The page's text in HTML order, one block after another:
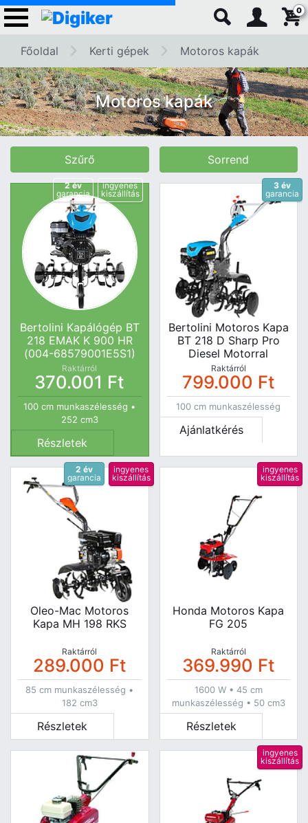
0
Főoldal Kerti gépek Motoros kapák
Motoros kapák
Szűrő Sorrend
ingyenes
kiszállítás
2 év
garancia
Bertolini Kapálógép BT
218 EMAK K 900 HR
(004-68579001E5S1)
Raktárról
370.001 Ft
100 cm munkaszélesség •
252 cm3
Részletek
3 év
garancia
Bertolini Motoros Kapa
BT 218 D Sharp Pro
Diesel Motorral
Raktárról
799.000 Ft
100 cm munkaszélesség
Ajánlatkérés
ingyenes
kiszállítás
2 év
garancia
Oleo-Mac Motoros
Kapa MH 198 RKS
Raktárról
289.000 Ft
85 cm munkaszélesség •
182 cm3
Részletek
ingyenes
kiszállítás
Honda Motoros Kapa
FG 205
Raktárról
369.990 Ft
1600 W • 45 cm
munkaszélesség • 50 cm3
Részletek
ingyenes
kiszállítás